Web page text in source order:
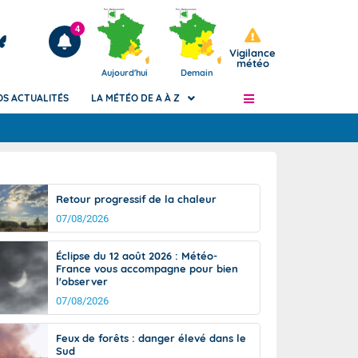
Articles
4
Aujourd'hui Demain
Vigilance
météo
de
Phénomènes dangereux de J+2 à J+7
Avertissement pluies intenses à l'échelle
des communes (Apic)
Bulletins Marine
Bulletins d'estimation du risque
d'avalanche
Météo des forêts
Vigicrues
ACTUALITÉS LA MÉTÉO DE A À Z
Retour progressif de la chaleur
07/08/2026
Éclipse du 12 août 2026 : Météo-
France vous accompagne pour bien
l'observer
07/08/2026
Feux de forêts : danger élevé dans le
Sud